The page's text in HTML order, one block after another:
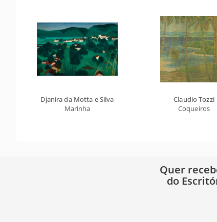
Djanira da Motta e Silva
Marinha
Claudio Tozzi
Coqueiros
Quer
do